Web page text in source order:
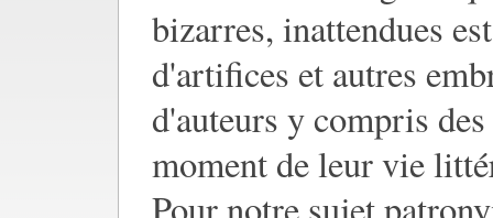
bizarres, inattendues
d'artifices et autres
d'auteurs y compris
moment de leur vie